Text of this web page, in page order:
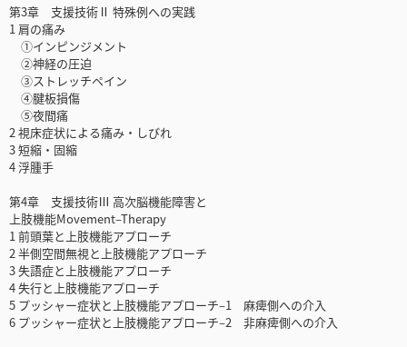
第3章 支援技術Ⅱ 特殊例への実践
1 肩の痛み
①インピンジメント
②神経の圧迫
③ストレッチペイン
④腱板損傷
⑤夜間痛
2 視床症状による痛み・しびれ
3 短縮・固縮
4 浮腫手
第4章 支援技術Ⅲ 高次脳機能障害と
上肢機能Movement‒Therapy
1 前頭葉と上肢機能アプローチ
2 半側空間無視と上肢機能アプローチ
3 失語症と上肢機能アプローチ
4 失行と上肢機能アプローチ
5 プッシャー症状と上肢機能アプローチ‒1 麻痺側への介入
6 プッシャー症状と上肢機能アプローチ‒2 非麻痺側への介入